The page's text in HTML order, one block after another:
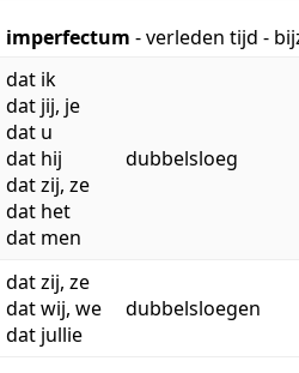
imperfectum - verleden tijd -
dat ik
dat jij, je
dat u
dat hij
dat zij, ze
dat het
dat men
dubbelsloeg
dat zij, ze
dat wij, we
dat jullie
dubbelsloegen